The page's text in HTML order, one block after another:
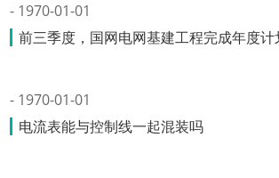
1970-01-01
前三季度，国网电网基建工程完成年度计
1970-01-01
电流表能与控制线一起混装吗